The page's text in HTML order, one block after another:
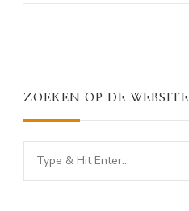
ZOEKEN OP DE WEBSITE
Looking
for